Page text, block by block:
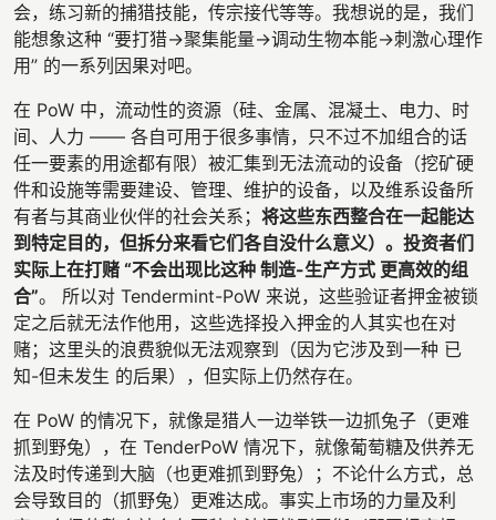
会，练习新的捕猎技能，传宗接代等等。我想说的是，我们
能想象这种 “要打猎→聚集能量→调动生物本能→刺激心理作
用” 的一系列因果对吧。
在 PoW 中，流动性的资源（硅、金属、混凝土、电力、时
间、人力 —— 各自可用于很多事情，只不过不加组合的话
任一要素的用途都有限）被汇集到无法流动的设备（挖矿硬
件和设施等需要建设、管理、维护的设备，以及维系设备所
有者与其商业伙伴的社会关系； 将这些东西整合在一起能达
到特定目的，但拆分来看它们各自没什么意义）。投资者们
实际上在打赌 “不会出现比这种 制造-生产方式 更高效的组
合”。 所以对 Tendermint-PoW 来说，这些验证者押金被锁
定之后就无法作他用，这些选择投入押金的人其实也在对
赌；这里头的浪费貌似无法观察到（因为它涉及到一种 已
知-但未发生 的后果），但实际上仍然存在。
在 PoW 的情况下，就像是猎人一边举铁一边抓兔子（更难
抓到野兔），在 TenderPoW 情况下，就像葡萄糖及供养无
法及时传递到大脑（也更难抓到野兔）；不论什么方式，总
会导致目的（抓野兔）更难达成。事实上市场的力量及利